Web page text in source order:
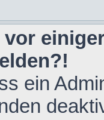
vor
ein